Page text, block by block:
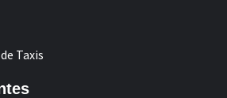
Taxis